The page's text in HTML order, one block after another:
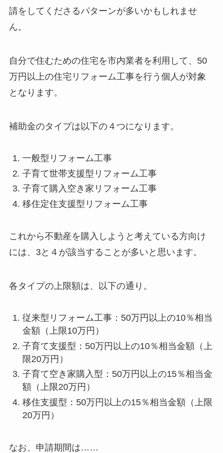
請をしてくださるパターンが多いかもしれませ
ん。
自分で住むための住宅を市内業者を利用して 、 50
万円以上の住宅リフォーム工事を行う個人が対象
となります。
補助金のタイプは以下の４つになります。
一般型リフォーム工事
子育て世帯支援型リフォーム工事
子育て購入空き家リフォーム工事
移住定住支援型リフォーム工事
これから不動産を購入しようと考えている方向け
には、3と４が該当することが多いと思います。
各タイプの上限額は、以下の通り。
従来型リフォーム工事：50万円以上の10％相当
金額（上限10万円）
子育て支援型：50万円以上の10％相当金額（上
限20万円）
子育て空き家購入型：50万円以上の15％相当金
額（上限20万円）
移住支援型：50万円以上の15％相当金額（上限
20万円）
なお、申請期間は……